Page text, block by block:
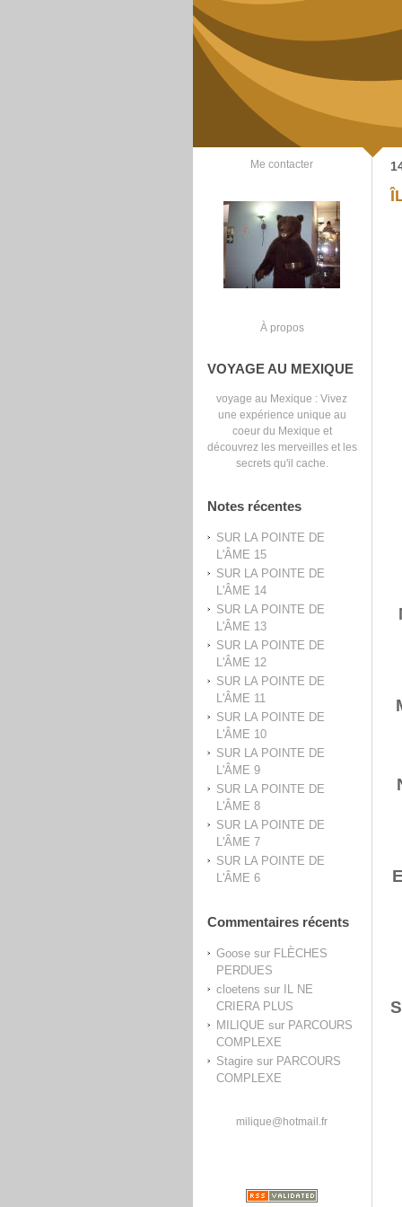
Me contacter
À propos
VOYAGE AU MEXIQUE
voyage au Mexique : Vivez
une expérience unique au
coeur du Mexique et
découvrez les merveilles et les
secrets qu'il cache.
Notes récentes
SUR LA POINTE DE
L'ÂME 15
SUR LA POINTE DE
L'ÂME 14
SUR LA POINTE DE
L'ÂME 13
SUR LA POINTE DE
L'ÂME 12
SUR LA POINTE DE
L'ÂME 11
SUR LA POINTE DE
L'ÂME 10
SUR LA POINTE DE
L'ÂME 9
SUR LA POINTE DE
L'ÂME 8
SUR LA POINTE DE
L'ÂME 7
SUR LA POINTE DE
L'ÂME 6
Commentaires récents
Goosesur FLÈCHES
PERDUES
cloetens sur
IL NE
CRIERA PLUS
MILIQUE sur PARCOURS
COMPLEXE
Stagiresur PARCOURS
COMPLEXE
milique@hotmail.fr